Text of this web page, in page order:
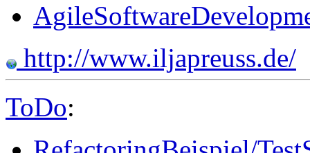
http://www.iljapreuss.de/
ToDo: